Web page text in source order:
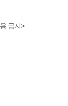
금지>